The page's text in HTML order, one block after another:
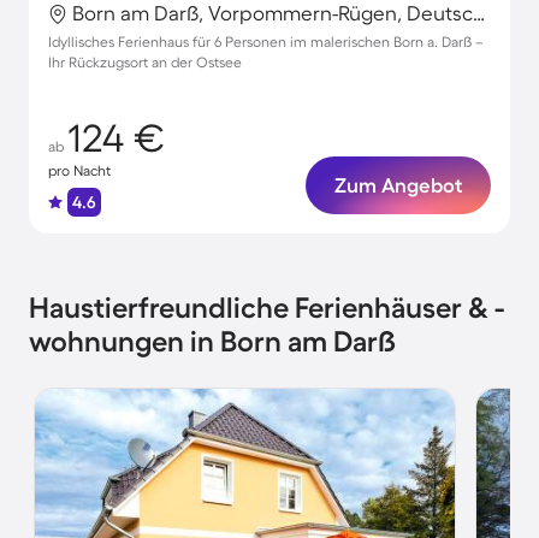
Born am Darß, Vorpommern-Rügen, Deutschland
Idyllisches Ferienhaus für 6 Personen im malerischen Born a. Darß –
Ihr Rückzugsort an der Ostsee
ab 124 €
pro Nacht
4.6
Zum Angebot
Haustierfreundliche Ferienhäuser & -
wohnungen in Born am Darß